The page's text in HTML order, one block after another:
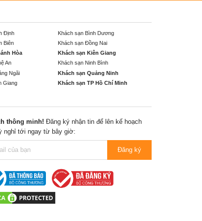
Định
Khách sạn Bình Dương
Biên
Khách sạn Đồng Nai
Hòa
Khách sạn Kiên Giang
An
Khách sạn Ninh Bình
Ngãi
Khách sạn Quảng Ninh
Giang
Khách sạn TP Hồ Chí Minh
thông minh! Đăng ký nhận tin để lên kế hoạch
nghỉ tới ngay từ bây giờ:
Đăng ký